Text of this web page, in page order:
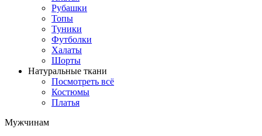
Рубашки
Топы
Туники
Футболки
Халаты
Шорты
Натуральные ткани
Посмотреть всё
Костюмы
Платья
Мужчинам